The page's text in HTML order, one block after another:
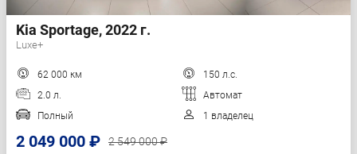
Kia Sportage, 2022 г.
Luxe+
62 000 км
150 л.с.
2.0 л.
Автомат
Полный
1 владелец
2 049 000 ₽
2 549 000 ₽